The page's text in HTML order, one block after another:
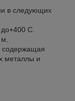
в следующих
С.
содержащая
металлы и